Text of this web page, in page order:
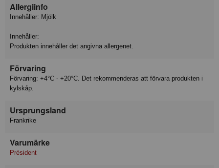
Allergiinfo
Innehåller: Mjölk
Innehåller:
Produkten innehåller det angivna allergenet.
Förvaring
Förvaring: +4°C - +20°C. Det rekommenderas att förvara produkten i
kylskåp.
Ursprungsland
Frankrike
Varumärke
Président